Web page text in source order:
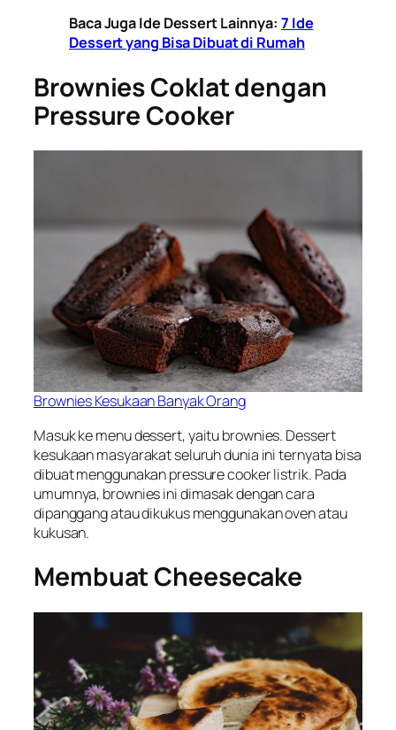
Baca Juga Ide Dessert Lainnya: 7 Ide
Dessert yang Bisa Dibuat di Rumah
Brownies Coklat dengan
Pressure Cooker
Brownies Kesukaan Banyak Orang
Masuk ke menu dessert,yaitu brownies. Dessert
kesukaan masyarakat seluruh dunia ini ternyata bisa
dibuat menggunakan pressure cooker listrik. Pada
umumnya, brownies ini dimasak dengan cara
dipanggang atau dikukus menggunakan oven atau
kukusan.
Membuat Cheesecake